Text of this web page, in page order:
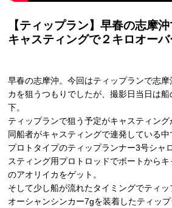
【ティップラン】早春の志摩
キャスティングで２キロオーバ
早春の志摩沖。今回はティップランで志
カを狙うつもりでしたが、撮影日当日は
下。
ティップランで狙う予定がキャスティング
同船者がキャスティングで連発している中
プロトタイプのティップランナー3号シャ
スティング用プロトロッドでボートから
のアオリイカをゲット。
そして少し船が流れたタイミングでティ
オーシャンシンカー7gを装着したティッ